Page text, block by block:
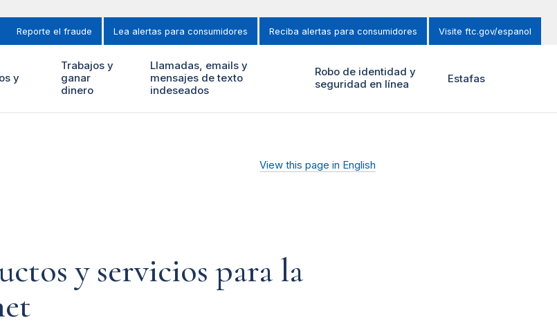
Reporte el fraude Lea alertas para consumidores Reciba alertas para consumidores Visite ftc.gov/espanol
y
Trabajos y
ganar
dinero
Llamadas, emails y
mensajes de texto
indeseados
Robo de identidad y
seguridad en línea
Estafas
View this page in English
y servicios para la